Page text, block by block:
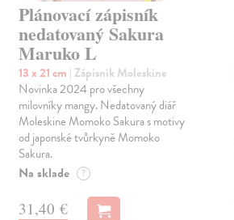
Plánovací zápisník
nedatovaný Sakura
Maruko L
13 x 21 cm | Zápisník Moleskine
Novinka 2024 pro všechny
milovníky mangy. Nedatovaný diář
Moleskine Momoko Sakura s motivy
od japonské tvůrkyně Momoko
Sakura.
Na sklade ?
31,40 €